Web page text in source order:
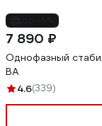
7 890 ₽
Однофазный
ВА
4.6(339)